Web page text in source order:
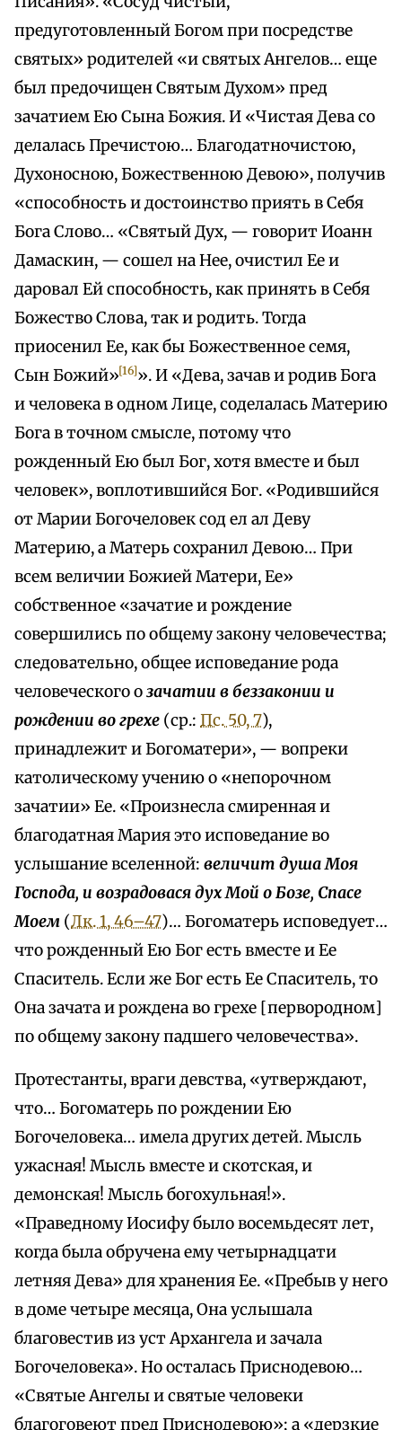
предуготовленный Богом при посредстве
святых» родителей «и святых Ангелов… еще
был предочищен Святым Духом» пред
зачатием Ею Сына Божия. И «Чистая Дева со
делалась Пречистою… Благодатночистою,
Духоносною, Божественною Девою», получив
«способность и достоинство приять в Себя
Бога Слово… «Святый Дух, — говорит Иоанн
Дамаскин, — сошел на Нее, очистил Ее и
даровал Ей способность, как принять в Себя
Божество Слова, так и родить. Тогда
приосенил Ее, как бы Божественное семя,
Сын Божий»[16]». И «Дева, зачав и родив Бога
и человека в одном Лице, соделалась Материю
Бога в точном смысле, потому что
рожденный Ею был Бог, хотя вместе и был
человек», воплотившийся Бог. «Родившийся
от Марии Богочеловек сод ел ал Деву
Материю, а Матерь сохранил Девою… При
всем величии Божией Матери, Ее»
собственное «зачатие и рождение
совершились по общему закону человечества;
следовательно, общее исповедание рода
человеческого озачатии в беззаконии и
рождении во грехе (ср.: Пс. 50, 7),
принадлежит и Богоматери», — вопреки
католическому учению о «непорочном
зачатии» Ее. «Произнесла смиренная и
благодатная Мария это исповедание во
услышание вселенной: величит душа Моя
Господа, и возрадовася дух Мой о Бозе, Спасе
Моем (Лк. 1, 46–47)… Богоматерь исповедует…
что рожденный Ею Бог есть вместе и Ее
Спаситель. Если же Бог есть Ее Спаситель, то
Она зачата и рождена во грехе [первородном]
по общему закону падшего человечества».
Протестанты, враги девства, «утверждают,
что… Богоматерь по рождении Ею
Богочеловека… имела других детей. Мысль
ужасная! Мысль вместе и скотская, и
демонская! Мысль богохульная!».
«Праведному Иосифу было восемьдесят лет,
когда была обручена ему четырнадцати
летняя Дева» для хранения Ее. «Пребыв у него
в доме четыре месяца, Она услышала
благовестив из уст Архангела и зачала
Богочеловека». Но осталась Приснодевою…
«Святые Ангелы и святые человеки
благоговеют пред Приснодевою»; а «дерзкие